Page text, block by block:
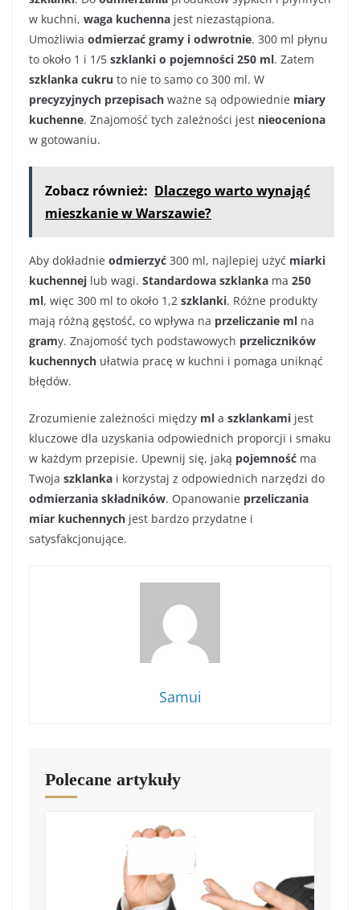
w kuchni, waga kuchenna jest niezastąpiona.
Umożliwia odmierzać gramy i odwrotnie. 300 ml płynu
to około 1 i 1/5 szklanki o pojemności 250 ml. Zatem
szklanka cukru to nie to samo co 300 ml. W
precyzyjnych przepisach ważne są odpowiednie miary
kuchenne. Znajomość tych zależności jest nieoceniona
w gotowaniu.
Zobacz również: Dlaczego warto wynająć
mieszkanie w Warszawie?
Aby dokładnie odmierzyć 300 ml, najlepiej użyć miarki
kuchennej lub wagi. Standardowa szklanka ma 250
ml, więc 300 ml to około 1,2 szklanki. Różne produkty
mają różną gęstość, co wpływa na przeliczanie ml na
gramy. Znajomość tych podstawowych przeliczników
kuchennych ułatwia pracę w kuchni i pomaga uniknąć
błędów.
Zrozumienie zależności między ml a szklankami jest
kluczowe dla uzyskania odpowiednich proporcji i smaku
w każdym przepisie. Upewnij się, jaką pojemność ma
Twoja szklanka i korzystaj z odpowiednich narzędzi do
odmierzania składników. Opanowanie przeliczania
miar kuchennych jest bardzo przydatne i
satysfakcjonujące.
Samui
Polecane artykuły